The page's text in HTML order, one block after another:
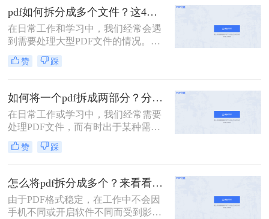
便于分享、存储或阅读。那么一个大
的PDF文件怎么拆分开成几个文件
呢？本文将为您介绍几种实用的方
法，帮助您轻松将一个大的PDF文件
拆分成多个文件。
pdf如何拆分成多个文件？这4种方法教你轻松拆分！
在日常工作和学习中，我们经常会遇
到需要处理大型PDF文件的情况。有
时，为了方便管理、分享或仅需要文
件中的某一部分内容，我们需要将
如何拆分成多个文件呢？本文将详细
介绍几种常用的PDF拆分方法，帮助
您轻松实现PDF文件的分割。
赞 踩
如何将一个pdf拆成两部分？分享这三个轻松拆分方法！
在日常工作或学习中，我们经常需要
处理PDF文件，而有时出于某种需
要，我们可能希望将一个较大的PDF
文件拆分成几个较小的部分。那么如
些常用的方法，帮助您轻松实现将一
个PDF拆成两部分的目标。
赞 踩
怎么将pdf拆分成多个？来看看这几个PDF拆分方法！
由于PDF格式稳定，在工作中不会因
手机不同或开启软件不同而受到影